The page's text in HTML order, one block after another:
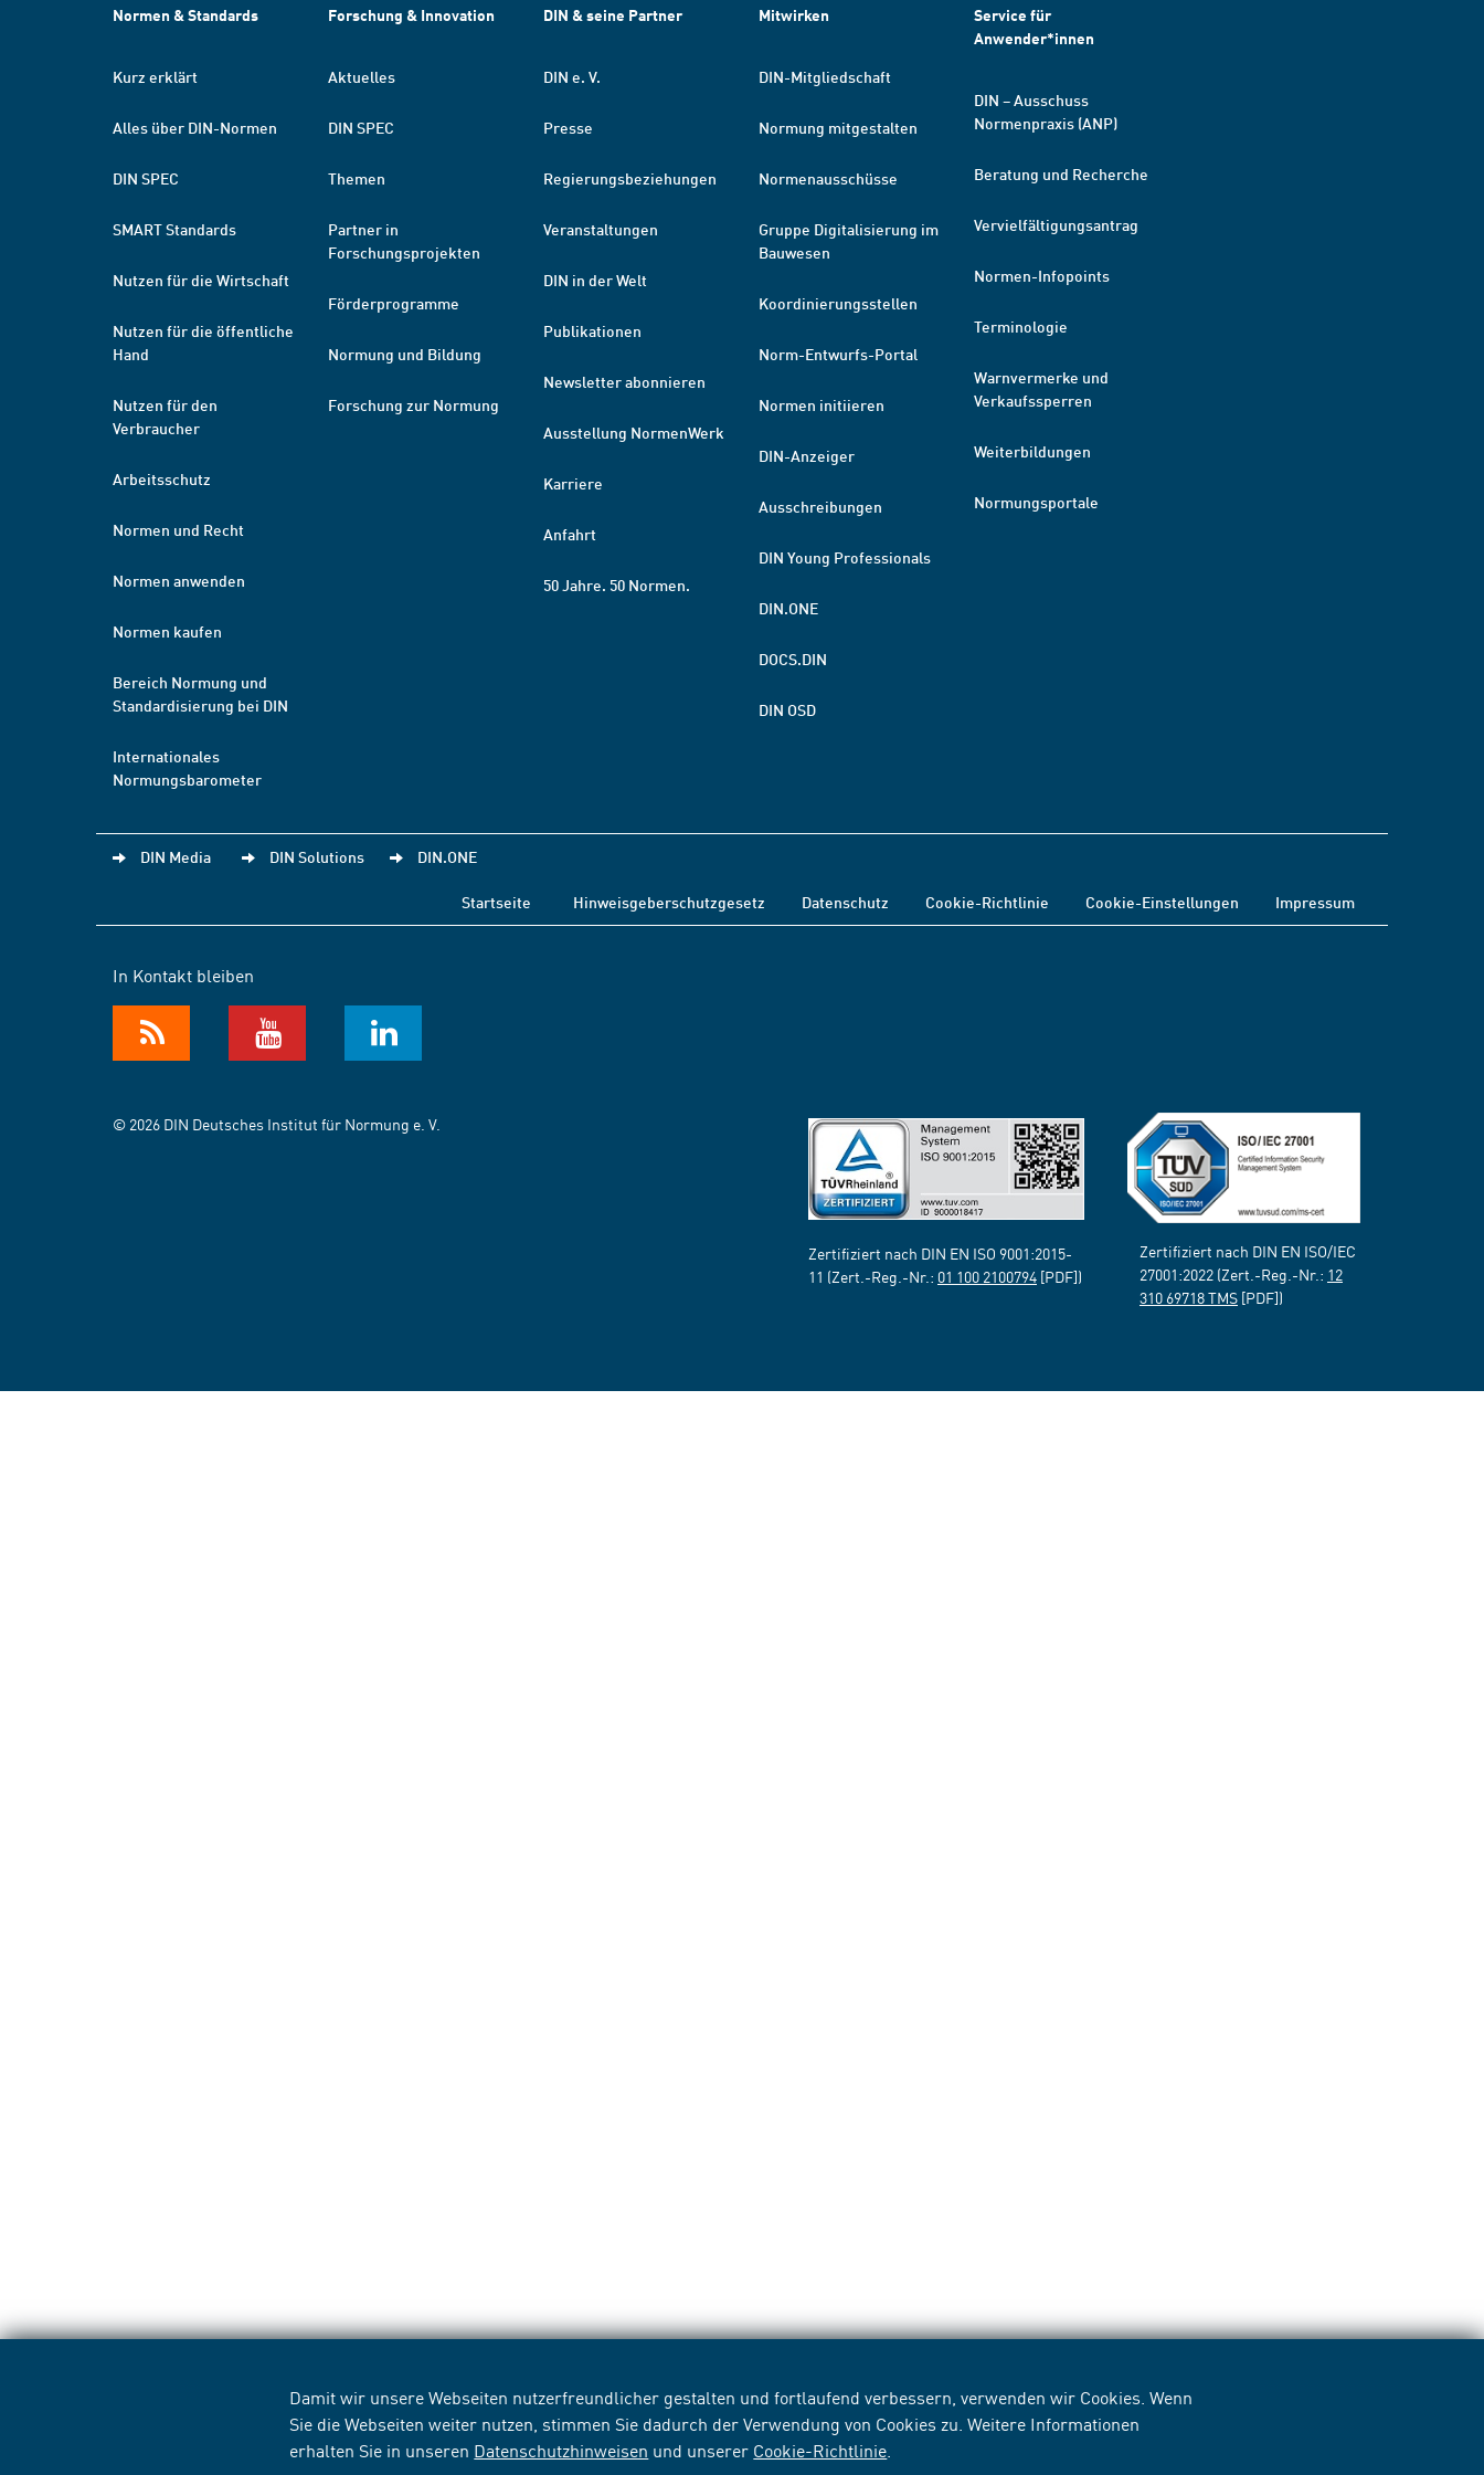
Damit wir unsere Webseiten nutzerfreundlicher gestalten und fortlaufend verbessern, verwenden wir Cookies. Wenn
Sie die Webseiten weiter nutzen, stimmen Sie dadurch der Verwendung von Cookies zu. Weitere Informationen
erhalten Sie in unseren Datenschutzhinweisen und unserer Cookie-Richtlinie
Normen & Standards
Kurz erklärt
Alles über DIN-Normen
DIN SPEC
SMART Standards
Nutzen für die Wirtschaft
Nutzen für die öffentliche
Hand
Nutzen für den
Verbraucher
Arbeitsschutz
Normen und Recht
Normen anwenden
Normen kaufen
Bereich Normung und
Standardisierung bei DIN
Internationales
Normungsbarometer
Forschung & Innovation
Aktuelles
DIN SPEC
Themen
Partner in
Forschungsprojekten
Förderprogramme
Normung und Bildung
Forschung zur Normung
DIN & seine Partner
DIN e. V.
Presse
Regierungsbeziehungen
Veranstaltungen
DIN in der Welt
Publikationen
Newsletter abonnieren
Ausstellung NormenWerk
Karriere
Anfahrt
50 Jahre. 50 Normen.
Mitwirken
DIN-Mitgliedschaft
Normung mitgestalten
Normenausschüsse
Gruppe Digitalisierung im
Bauwesen
Koordinierungsstellen
Norm-Entwurfs-Portal
Normen initiieren
DIN-Anzeiger
Ausschreibungen
DIN Young Professionals
DIN.ONE
DOCS.DIN
DIN OSD
Service für
Anwender*innen
DIN – Ausschuss
Normenpraxis (ANP)
Beratung und Recherche
Vervielfältigungsantrag
Normen-Infopoints
Terminologie
Warnvermerke und
Verkaufssperren
Weiterbildungen
Normungsportale
DIN Media DIN Solutions DIN.ONE
Startseite Hinweisgeberschutzgesetz Datenschutz Cookie-Richtlinie Cookie-Einstellungen Impressum
In Kontakt bleiben
© 2026 DIN Deutsches Institut für Normung e. V.
Zertifiziert nach DIN EN ISO 9001:2015-
11 (Zert.-Reg.-Nr.: 01 100 2100794 [PDF])
Zertifiziert nach DIN EN ISO/IEC
27001:2022 (Zert.-Reg.-Nr.: 12
310 69718 TMS [PDF])